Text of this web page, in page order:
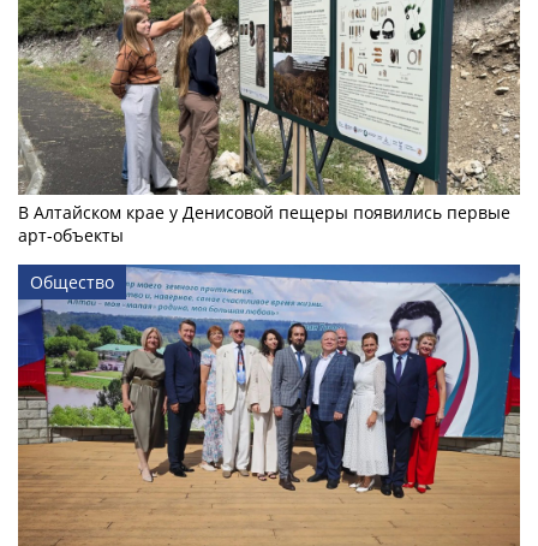
В Алтайском крае у Денисовой пещеры появились первые
арт-объекты
Общество